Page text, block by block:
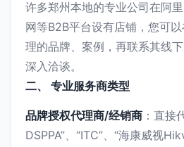
许多郑州本地的专业公司在阿
网等B2B平台设有店铺，您可
理的品牌、案例，再联系其线
深入洽谈。
二、 专业服务商类型
品牌授权代理商/经销商 ：直接
DSPPA”、“ITC”、“海康威视